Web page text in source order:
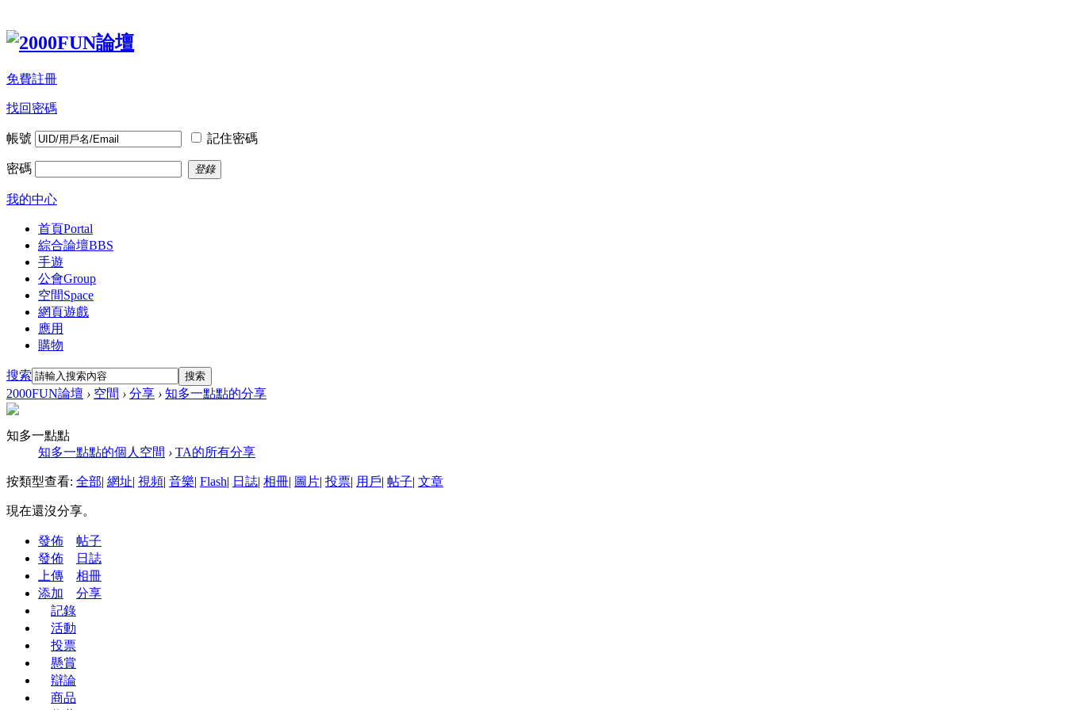
免費註冊
找回密碼
帳號 記住密碼
密碼 登錄
我的中心
首頁Portal
綜合論壇BBS
手遊
公會Group
空間Space
網頁遊戲
應用
購物
搜索 搜索
2000FUN論壇 › 空間 › 分享 › 知多一點點的分享
知多一點點
知多一點點的個人空間 › TA的所有分享
按類型查看: 全部| 網址| 視頻| 音樂| Flash| 日誌| 相冊| 圖片| 投票| 用戶| 帖子| 文章
現在還沒分享。
發佈
帖子
發佈
日誌
上傳
相冊
添加
分享
記錄
活動
投票
懸賞
辯論
商品